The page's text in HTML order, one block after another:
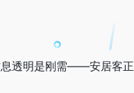
透明是刚需——安居客